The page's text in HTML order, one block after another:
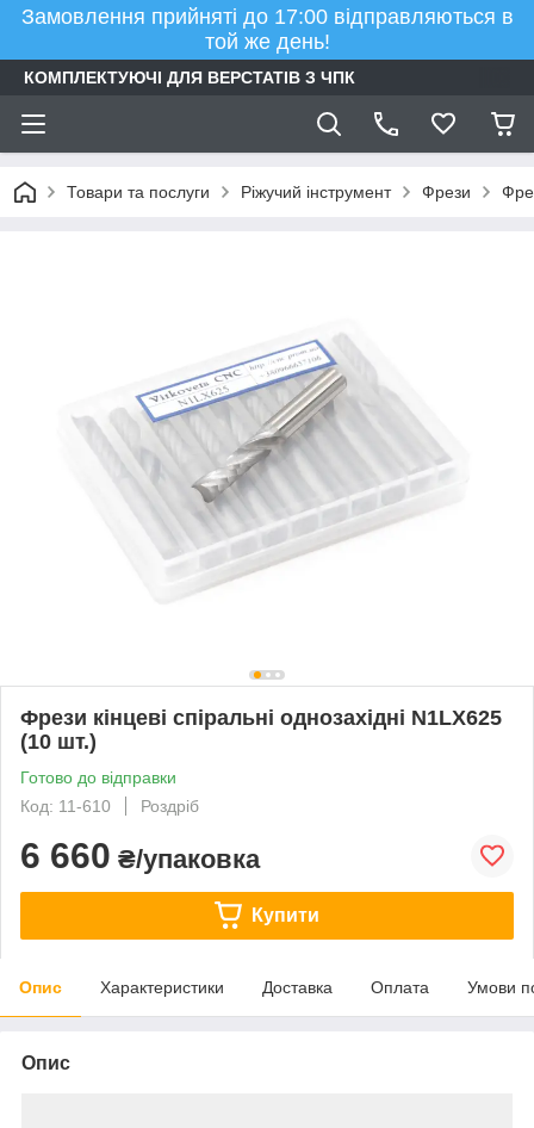
Замовлення прийняті до 17:00 відправляються в
той же день!
КОМПЛЕКТУЮЧІ ДЛЯ ВЕРСТАТІВ З ЧПК
Товари та послуги Ріжучий інструмент Фрези
Фрези кінцеві спіральні однозахідні N1LX625
(10 шт.)
Готово до відправки
Код: 11-610
Роздріб
6 660 ₴/упаковка
Купити
Опис Характеристики Доставка Оплата Умови
Опис